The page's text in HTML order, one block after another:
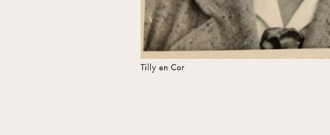
Tilly en Cor